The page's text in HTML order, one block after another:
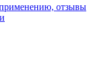
отзывы